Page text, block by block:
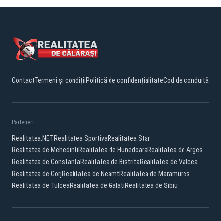
ContactTermeni și condițiiPolitică de confidențialitateCod de conduită
Parteneri:
Realitatea.NETRealitatea SportivaRealitatea Star
Realitatea de MehedintiRealitatea de HunedoaraRealitatea de Arges
Realitatea de ConstantaRealitatea de BistritaRealitatea de Valcea
Realitatea de GorjRealitatea de NeamtRealitatea de Maramures
Realitatea de TulceaRealitatea de GalatiRealitatea de Sibiu